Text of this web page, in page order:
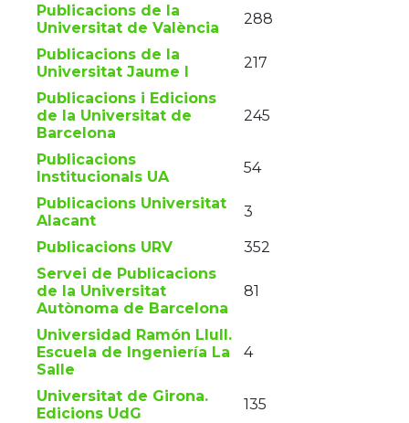
Publicacions de la
Universitat de València
288
Publicacions de la
Universitat Jaume I
217
Publicacions i Edicions
de la Universitat de
Barcelona
245
Publicacions
Institucionals UA
54
Publicacions Universitat
Alacant
3
Publicacions URV
352
Servei de Publicacions
de la Universitat
Autònoma de Barcelona
81
Universidad Ramón Llull.
Escuela de Ingeniería La
Salle
4
Universitat de Girona.
Edicions UdG
135